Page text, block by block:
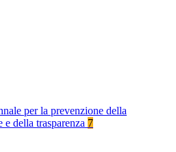
per la prevenzione della
e della trasparenza 7